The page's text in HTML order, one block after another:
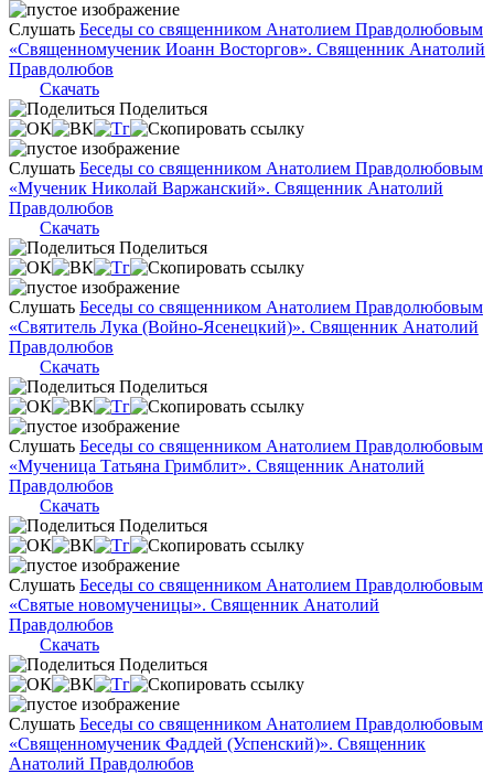
Слушать Беседы со священником Анатолием Правдолюбовым
«Священномученик Иоанн Восторгов». Священник Анатолий
Правдолюбов
Скачать
Поделиться
Слушать Беседы со священником Анатолием Правдолюбовым
«Мученик Николай Варжанский». Священник Анатолий
Правдолюбов
Скачать
Поделиться
Слушать Беседы со священником Анатолием Правдолюбовым
«Святитель Лука (Войно-Ясенецкий)». Священник Анатолий
Правдолюбов
Скачать
Поделиться
Слушать Беседы со священником Анатолием Правдолюбовым
«Мученица Татьяна Гримблит». Священник Анатолий
Правдолюбов
Скачать
Поделиться
Слушать Беседы со священником Анатолием Правдолюбовым
«Святые новомученицы». Священник Анатолий
Правдолюбов
Скачать
Поделиться
Слушать Беседы со священником Анатолием Правдолюбовым
«Священномученик Фаддей (Успенский)». Священник
Анатолий Правдолюбов